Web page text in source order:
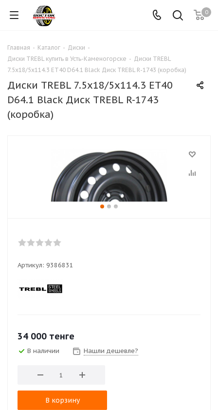
0
Главная - Каталог - Диски -
Диски TREBL купить в Усть-Каменогорске - Диски TREBL
7.5x18/5x114.3 ET40 D64.1 Black Диск TREBL R-1743 (коробка)
Диски TREBL 7.5x18/5x114.3 ET40
D64.1 Black Диск TREBL R-1743
(коробка)
Артикул: 9386831
34 000 тенге
В наличии Нашли дешевле?
В корзину